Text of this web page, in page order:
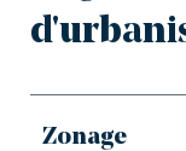
Zonage